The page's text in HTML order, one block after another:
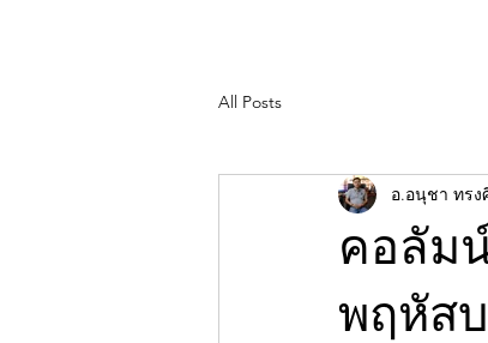
All Posts
คอลัม
พฤหัส
อ.อนุชา ทรง